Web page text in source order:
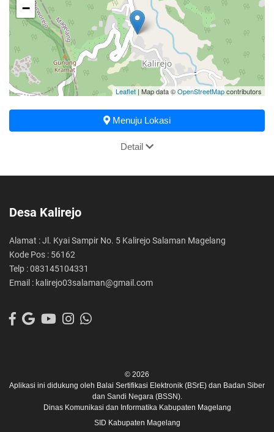
−
Leaflet | Map data ©OpenStreetMapcontributors
Menuju Lokasi
Detail
Desa Kalirejo
Alamat : Jl. Kyai Sampir No. 5 Kalirejo Salaman Magelang
Kode Pos : 56162
Telp : 083145104331
Email : kalirejo03salaman@gmail.com
© 2026
Aplikasi ini didukung oleh Balai Sertifikasi Elektronik (BSrE) dan Badan Siber
dan Sandi Negara (BSSN).
Dinas Komunikasi dan Informatika Kabupaten Magelang
SID Kabupaten Magelang